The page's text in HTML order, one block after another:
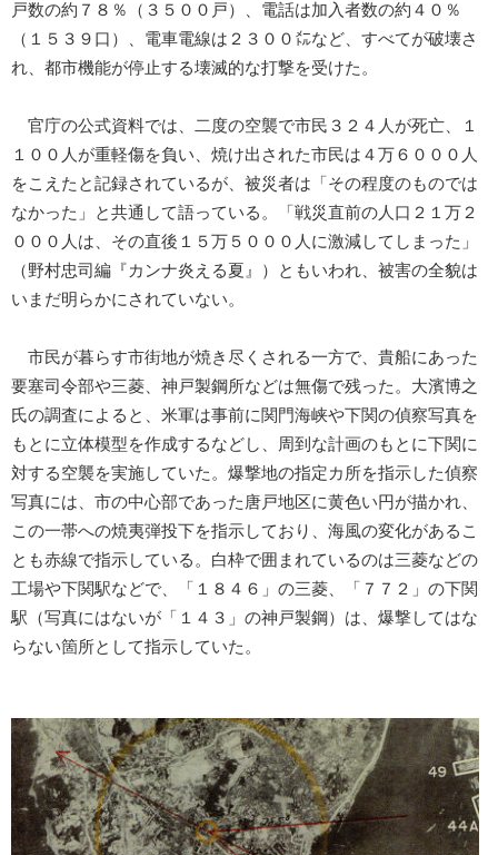
戸数の約７８％（３５００戸）、電話は加入者数の約４０％
（１５３９口）、電車電線は２３００㍍など、すべてが破壊さ
れ、都市機能が停止する壊滅的な打撃を受けた。
官庁の公式資料では、二度の空襲で市民３２４人が死亡、１
１００人が重軽傷を負い、焼け出された市民は４万６０００人
をこえたと記録されているが、被災者は「その程度のものでは
なかった」と共通して語っている。「戦災直前の人口２１万２
０００人は、その直後１５万５０００人に激減してしまった」
（野村忠司編『カンナ炎える夏』）ともいわれ、被害の全貌は
いまだ明らかにされていない。
市民が暮らす市街地が焼き尽くされる一方で、貴船にあった
要塞司令部や三菱、神戸製鋼所などは無傷で残った。大濱博之
氏の調査によると、米軍は事前に関門海峡や下関の偵察写真を
もとに立体模型を作成するなどし、周到な計画のもとに下関に
対する空襲を実施していた。爆撃地の指定カ所を指示した偵察
写真には、市の中心部であった唐戸地区に黄色い円が描かれ、
この一帯への焼夷弾投下を指示しており、海風の変化があるこ
とも赤線で指示している。白枠で囲まれているのは三菱などの
工場や下関駅などで、「１８４６」の三菱、「７７２」の下関
駅（写真にはないが「１４３」の神戸製鋼）は、爆撃してはな
らない箇所として指示していた。